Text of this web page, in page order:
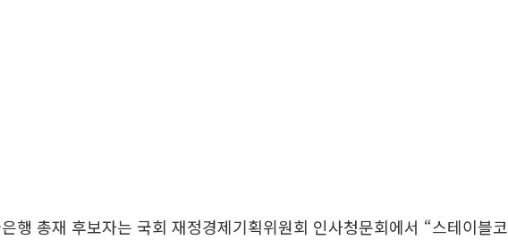
행 총재 후보자는 국회 재정경제기획위원회 인사청문회에서 “스테이블코